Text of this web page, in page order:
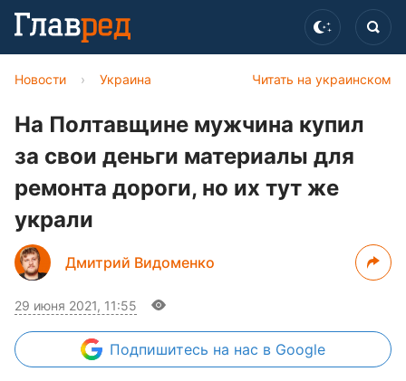
Читать на украинском
Новости › Украина
На Полтавщине мужчина купил
за свои деньги материалы для
ремонта дороги, но их тут же
украли
Дмитрий Видоменко
29 июня 2021, 11:55
Подпишитесь на нас в Google